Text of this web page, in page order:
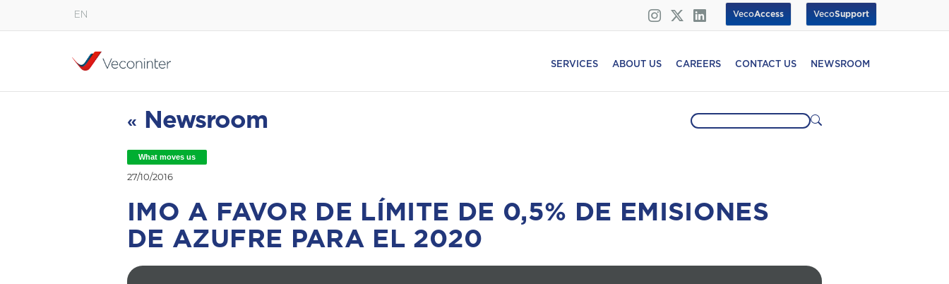
EN
Español
VecoSupport
VecoAccess
SERVICES ABOUT US CAREERS CONTACT US NEWSROOM
« Newsroom
What moves us
27/10/2016
IMO A FAVOR DE LÍMITE DE 0,5% DE EMISIONES
DE AZUFRE PARA EL 2020